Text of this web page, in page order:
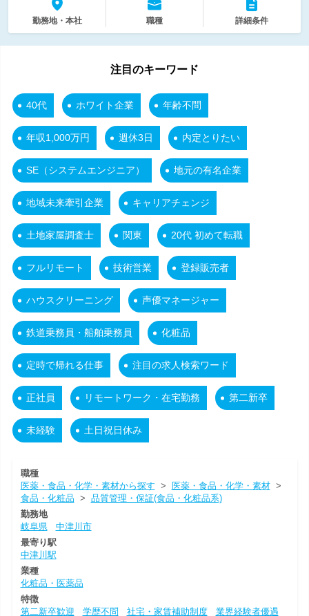
勤務地・本社 職種 詳細条件
注目のキーワード
40代 ホワイト企業 年齢不問
年収1,000万円 週休3日 内定とりたい
SE（システムエンジニア） 地元の有名企業
地域未来牽引企業 キャリアチェンジ
土地家屋調査士 関東 20代 初めて転職
フルリモート 技術営業 登録販売者
ハウスクリーニング 声優マネージャー
鉄道乗務員・船舶乗務員 化粧品
定時で帰れる仕事 注目の求人検索ワード
正社員 リモートワーク・在宅勤務 第二新卒
未経験 土日祝日休み
職種
医薬・食品・化学・素材から探す > 医薬・食品・化学・素材>
食品・化粧品 > 品質管理・保証(食品・化粧品系)
勤務地
岐阜県
中津川市
最寄り駅
中津川駅
業種
化粧品・医薬品
特徴
第二新卒歓迎
学歴不問 社宅・家賃補助制度 業界経験者優遇